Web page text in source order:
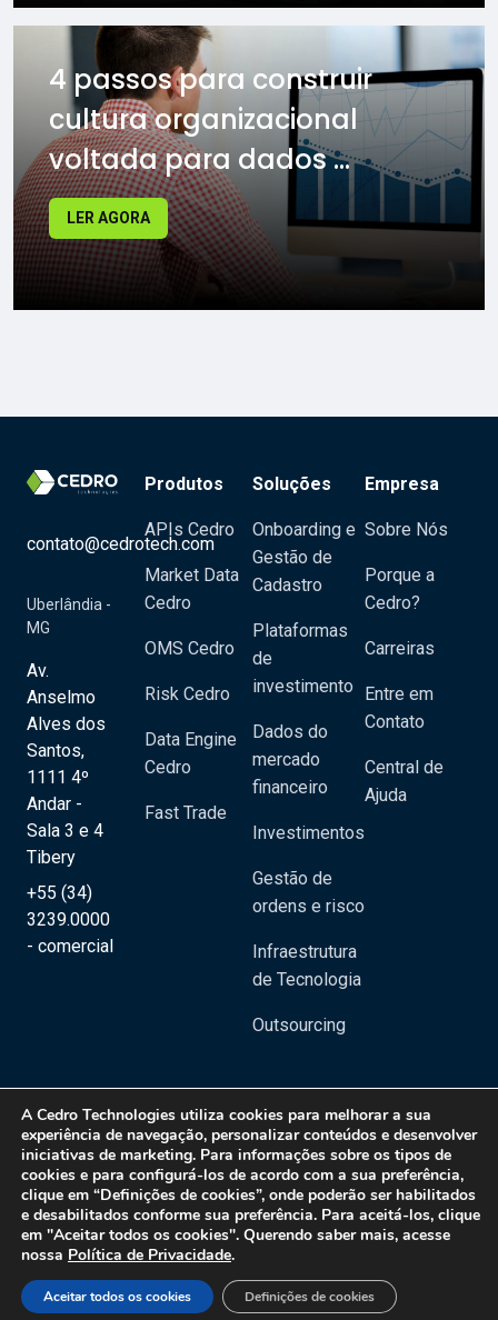
4 passos para construir
cultura organizacional
voltada para dados ...
LER AGORA
A Cedro Technologies utiliza cookies para melhorar a sua
experiência de navegação, personalizar conteúdos e desenvolver
iniciativas de marketing. Para informações sobre os tipos de
cookies e para configurá-los de acordo com a sua preferência,
clique em “Definições de cookies”, onde poderão ser habilitados
e desabilitados conforme sua preferência. Para aceitá-los, clique
em "Aceitar todos os cookies". Querendo saber mais, acesse
nossa Política de Privacidade.
Aceitar todos os cookies Definições de cookies
contato@cedrotech.com
Uberlândia -
MG
Av.
Anselmo
Alves dos
Santos,
1111 4º
Andar -
Sala 3 e 4
Tibery
+55 (34)
3239.0000
- comercial
Produtos
APIs Cedro
Market Data
Cedro
OMS Cedro
Risk Cedro
Data Engine
Cedro
Fast Trade
Soluções
Onboarding e
Gestão de
Cadastro
Plataformas
de
investimento
Dados do
mercado
financeiro
Investimentos
Gestão de
ordens e risco
Infraestrutura
de Tecnologia
Outsourcing
Empresa
Sobre Nós
Porque a
Cedro?
Carreiras
Entre em
Contato
Central de
Ajuda
Copyright 2020 © Cedro Technologies - Todos os direitos reservados | CNPJ:
20.129.023/0001-08
Política de Privacidade